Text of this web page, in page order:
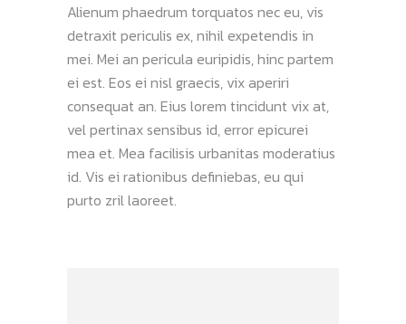
Alienum phaedrum torquatos nec eu, vis
detraxit periculis ex, nihil expetendis in
mei. Mei an pericula euripidis, hinc partem
ei est. Eos ei nisl graecis, vix aperiri
consequat an. Eius lorem tincidunt vix at,
vel pertinax sensibus id, error epicurei
mea et. Mea facilisis urbanitas moderatius
id. Vis ei rationibus definiebas, eu qui
purto zril laoreet.